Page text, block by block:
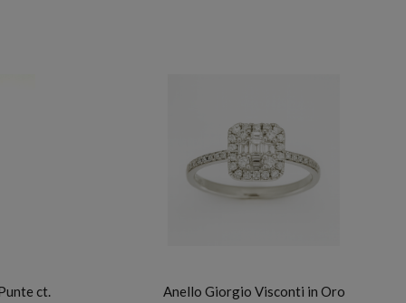
ct.
Anello Giorgio Visconti in Oro